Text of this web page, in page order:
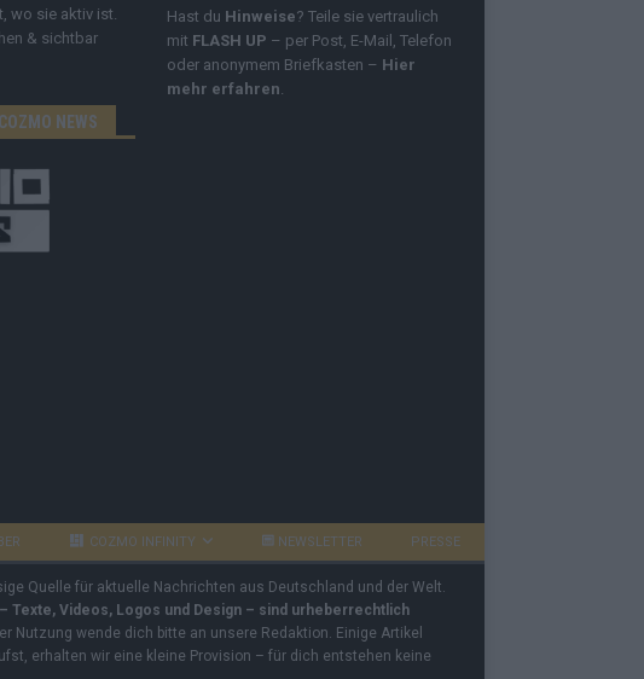
wo sie aktiv ist.
& sichtbar
NEWS
Hast du Hinweise? Teile sie vertraulich
mit FLASH UP – per Post, E-Mail, Telefon
oder anonymem Briefkasten – Hier
mehr erfahren
COZMO INFINITY NEWSLETTER PRESSE
Quelle für aktuelle Nachrichten aus Deutschland und der Welt.
Texte, Videos, Logos und Design – sind urheberrechtlich
wende dich bitte an unsere Redaktion. Einige Artikel
erhalten wir eine kleine Provision – für dich entstehen keine